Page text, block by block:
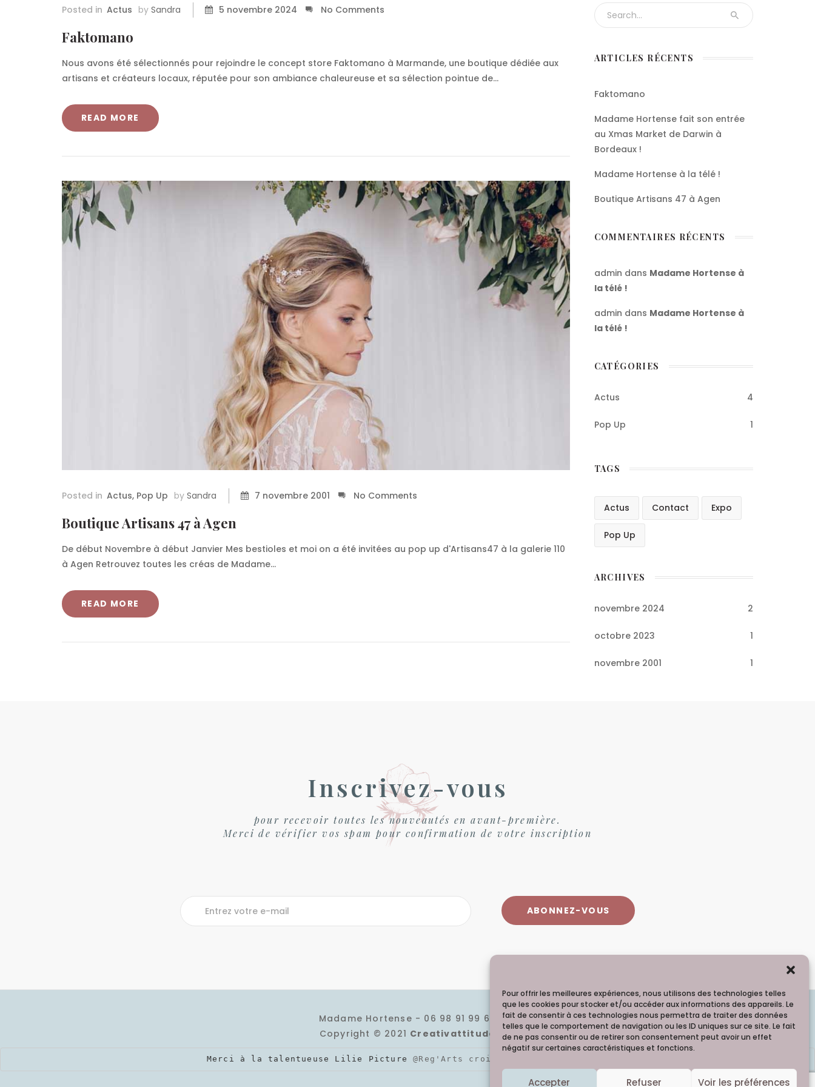
Pour offrir les meilleures expériences, nous utilisons des technologies telles
que les cookies pour stocker et/ou accéder aux informations des appareils. Le
fait de consentir à ces technologies nous permettra de traiter des données
telles que le comportement de navigation ou les ID uniques sur ce site. Le fait
de ne pas consentir ou de retirer son consentement peut avoir un effet
négatif sur certaines caractéristiques et fonctions.
Accepter Refuser Voir les préférences
Posted in Actus by Sandra 5 novembre 2024 No Comments
Faktomano
Nous avons été sélectionnés pour rejoindre le concept store Faktomano à Marmande, une boutique dédiée aux
artisans et créateurs locaux, réputée pour son ambiance chaleureuse et sa sélection pointue de...
READ MORE
Posted in Actus, Pop Up by Sandra 7 novembre 2001 No Comments
Boutique Artisans 47 à Agen
De début Novembre à début Janvier Mes bestioles et moi on a été invitées au pop up d'Artisans47 à la galerie 110
à Agen Retrouvez toutes les créas de Madame...
READ MORE
Search for:
ARTICLES RÉCENTS
Faktomano
Madame Hortense fait son entrée
au Xmas Market de Darwin à
Bordeaux !
Madame Hortense à la télé !
Boutique Artisans 47 à Agen
COMMENTAIRES RÉCENTS
admin dans Madame Hortense à
la télé !
admin dans Madame Hortense à
la télé !
CATÉGORIES
Actus 4
Pop Up 1
TAGS
Actus Contact Expo
Pop Up
ARCHIVES
novembre 2024 2
octobre 2023 1
novembre 2001 1
Inscrivez-vous
pour recevoir toutes les nouveautés en avant-première.
Merci de vérifier vos spam pour confirmation de votre inscription
Madame Hortense - 06 98 91 99 60
Copyright © 2021 Creativattitude
Merci à la talentueuse Lilie Picture @Reg'Arts croisés